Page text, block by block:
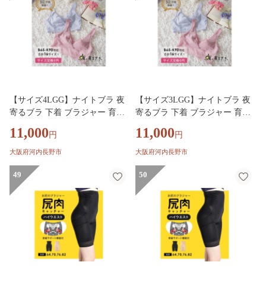
【サイズ4LGG】ナイトブラ 夜
寄るブラ 下着 ブラジャー 育乳
垂 レディース ヘブンジャパン
HEAVEN Japan
11,000 円
大阪府河内長野市
【サイズ3LGG】ナイトブラ 夜
寄るブラ 下着 ブラジャー 育乳
垂 レディース ヘブンジャパン
HEAVEN Japan
11,000 円
大阪府河内長野市
49 50